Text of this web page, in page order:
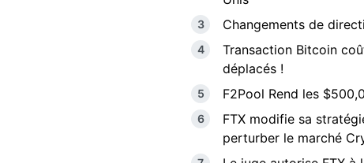
Changements de
Transaction Bitcoin
déplacés !
F2Pool Rend les
FTX modifie sa
perturber le marché